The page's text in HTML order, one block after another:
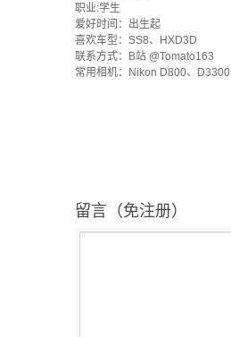
职业:学生
爱好时间：出生起
喜欢车型：SS8、HXD3D
联系方式：B站 @Tomato163
常用相机：Nikon D800、D3300
留言（免注册）